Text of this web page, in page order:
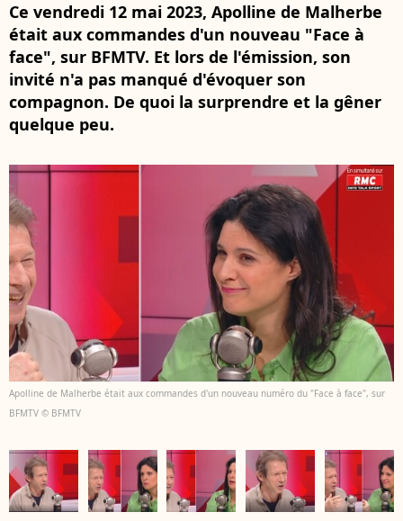
Ce vendredi 12 mai 2023, Apolline de Malherbe
était aux commandes d'un nouveau "Face à
face", sur BFMTV. Et lors de l'émission, son
invité n'a pas manqué d'évoquer son
compagnon. De quoi la surprendre et la gêner
quelque peu.
Apolline de Malherbe était aux commandes d'un nouveau numéro du "Face à face", sur
BFMTV © BFMTV